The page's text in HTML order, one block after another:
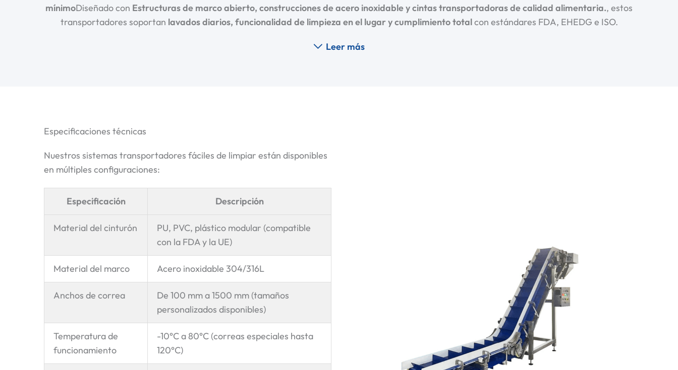
mínimoDiseñado con Estructuras de marco abierto, construcciones de acero inoxidable y cintas transportadoras de calidad alimentaria., estos
transportadores soportan lavados diarios, funcionalidad de limpieza en el lugar y cumplimiento totalcon estándares FDA, EHEDG e ISO.
Leer más
Especificaciones técnicas
Nuestros sistemas transportadores fáciles de limpiar están disponibles
en múltiples configuraciones:
Especificación Descripción
Material del cinturón
PU, PVC, plástico modular (compatible
con la FDA y la UE)
Material del marco Acero inoxidable 304/316L
Anchos de correa
De 100 mm a 1500 mm (tamaños
personalizados disponibles)
Temperatura de
funcionamiento
-10°C a 80°C (correas especiales hasta
120°C)